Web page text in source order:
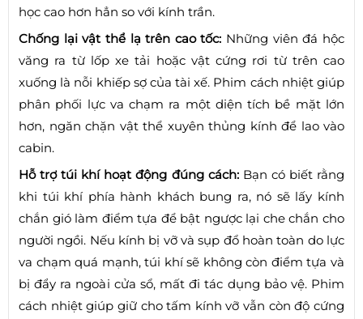
học cao hơn hẳn so với kính trần.
Chống lại vật thể lạ trên cao tốc: Những viên đá hộc
văng ra từ lốp xe tải hoặc vật cứng rơi từ trên cao
xuống là nỗi khiếp sợ của tài xế. Phim cách nhiệt giúp
phân phối lực va chạm ra một diện tích bề mặt lớn
hơn, ngăn chặn vật thể xuyên thủng kính để lao vào
cabin.
Hỗ trợ túi khí hoạt động đúng cách:Bạn có biết rằng
khi túi khí phía hành khách bung ra, nó sẽ lấy kính
chắn gió làm điểm tựa để bật ngược lại che chắn cho
người ngồi. Nếu kính bị vỡ và sụp đổ hoàn toàn do lực
va chạm quá mạnh, túi khí sẽ không còn điểm tựa và
bị đẩy ra ngoài cửa sổ, mất đi tác dụng bảo vệ. Phim
cách nhiệt giúp giữ cho tấm kính vỡ vẫn còn độ cứng